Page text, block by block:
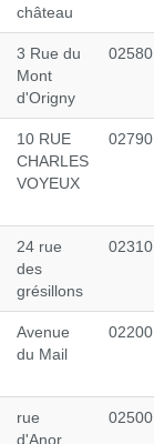
château
3 Rue du
Mont
d'Origny
02580
10 RUE
CHARLES
VOYEUX
02790
24 rue
des
grésillons
02310
Avenue
du Mail
02200
rue
d'Anor
02500